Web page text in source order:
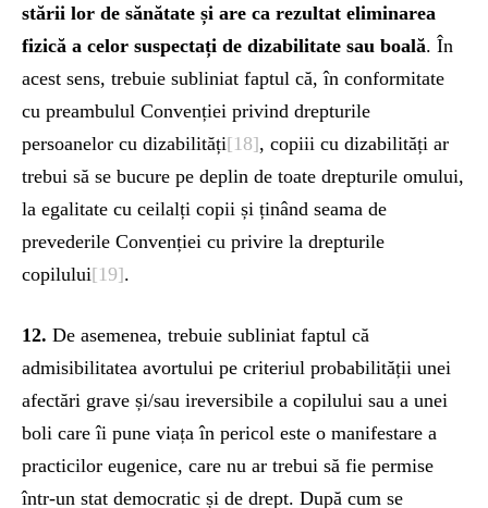
stării lor de sănătate și are ca rezultat eliminarea
fizică a celor suspectați de dizabilitate sau boală. În
acest sens, trebuie subliniat faptul că, în conformitate
cu preambulul Convenției privind drepturile
persoanelor cu dizabilități[18], copiii cu dizabilități ar
trebui să se bucure pe deplin de toate drepturile omului,
la egalitate cu ceilalți copii și ținând seama de
prevederile Convenției cu privire la drepturile
copilului[19].
12. De asemenea, trebuie subliniat faptul că
admisibilitatea avortului pe criteriul probabilității unei
afectări grave și/sau ireversibile a copilului sau a unei
boli care îi pune viața în pericol este o manifestare a
practicilor eugenice, care nu ar trebui să fie permise
într-un stat democratic și de drept. După cum se